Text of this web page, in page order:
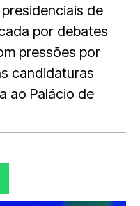
de
por debates
pressões por
candidaturas
ao Palácio de